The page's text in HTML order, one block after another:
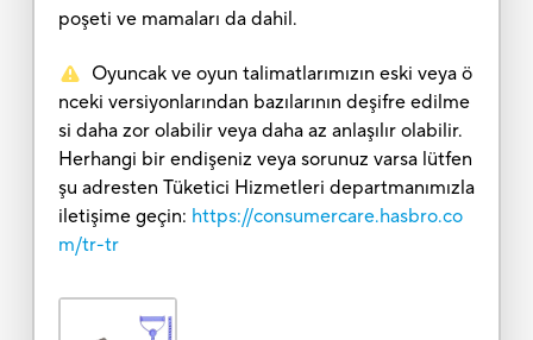
poşeti ve mamaları da dahil.
Oyuncak ve oyun talimatlarımızın eski veya ö
nceki versiyonlarından bazılarının deşifre edilme
si daha zor olabilir veya daha az anlaşılır olabilir.
Herhangi bir endişeniz veya sorunuz varsa lütfen
şu adresten Tüketici Hizmetleri departmanımızla
iletişime geçin: https://consumercare.hasbro.co
m/tr-tr